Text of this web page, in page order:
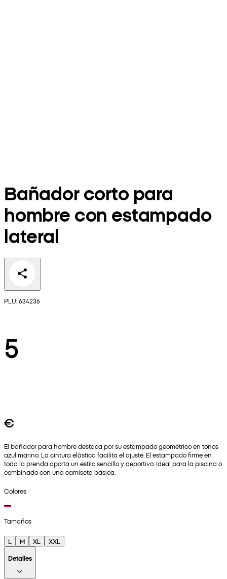
Bañador corto para
hombre con estampado
lateral
PLU: 634236
5
€
El bañador para hombre destaca por su estampado geométrico en tonos
azul marino. La cintura elástica facilita el ajuste. El estampado firme en
toda la prenda aporta un estilo sencillo y deportivo. Ideal para la piscina o
combinado con una camiseta básica.
Colores
Tamaños
L M XL
XXL
Detalles